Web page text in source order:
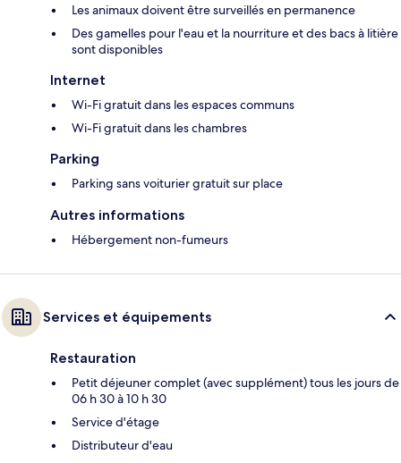
Les animaux doivent être surveillés en permanence
Des gamelles pour l'eau et la nourriture et des bacs à litière
sont disponibles
Internet
Wi-Fi gratuit dans les espaces communs
Wi-Fi gratuit dans les chambres
Parking
Parking sans voiturier gratuit sur place
Autres informations
Hébergement non-fumeurs
Services et équipements
Restauration
Petit déjeuner complet (avec supplément) tous les jours de
06 h 30 à 10 h 30
Service d'étage
Distributeur d'eau